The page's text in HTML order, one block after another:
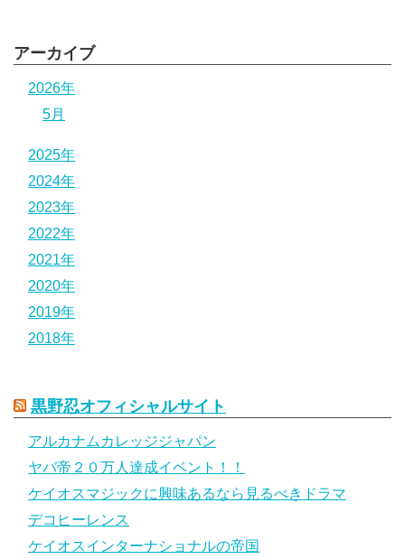
アーカイブ
2026年
5月
2025年
2024年
2023年
2022年
2021年
2020年
2019年
2018年
黒野忍オフィシャルサイト
アルカナムカレッジジャパン
ヤバ帝２０万人達成イベント！！
ケイオスマジックに興味あるなら見るべきドラマ
デコヒーレンス
ケイオスインターナショナルの帝国